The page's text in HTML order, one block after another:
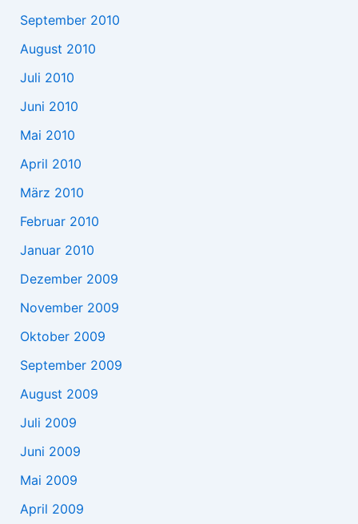
September 2010
August 2010
Juli 2010
Juni 2010
Mai 2010
April 2010
März 2010
Februar 2010
Januar 2010
Dezember 2009
November 2009
Oktober 2009
September 2009
August 2009
Juli 2009
Juni 2009
Mai 2009
April 2009